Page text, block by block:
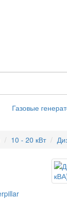
Газовые
10 - 20 кВт